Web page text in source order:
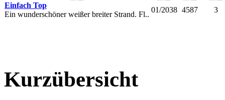
Einfach Top
Ein wunderschöner weißer breiter Strand. Fl..
01/2038 4587 3
Kurzübersicht